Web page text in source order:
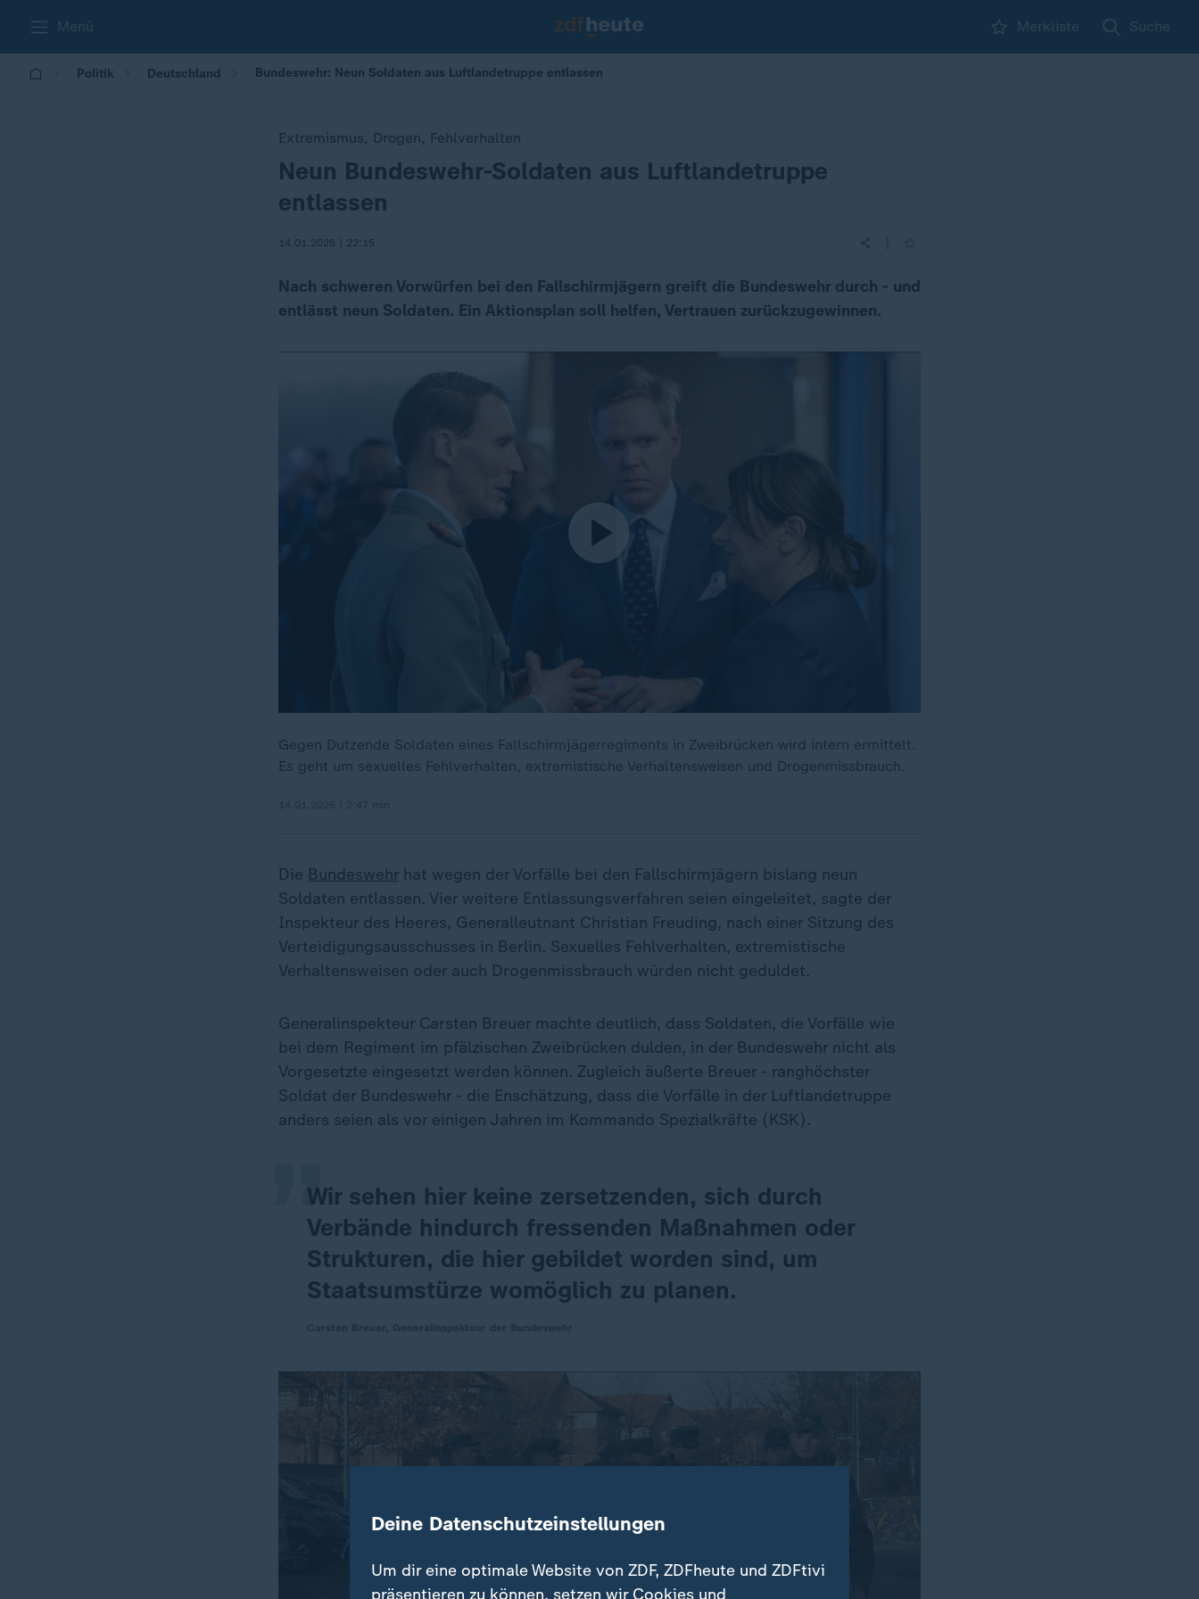
Menü Merkliste Suche
Politik Deutschland Bundeswehr: Neun Soldaten aus Luftlandetruppe entlassen
Extremismus, Drogen, Fehlverhalten
:Neun Bundeswehr-Soldaten aus Luftlandetruppe
entlassen
14.01.2026 | 22:15
Nach schweren Vorwürfen bei den Fallschirmjägern greift die Bundeswehr durch - und
entlässt neun Soldaten. Ein Aktionsplan soll helfen, Vertrauen zurückzugewinnen.
Gegen Dutzende Soldaten eines Fallschirmjägerregiments in Zweibrücken wird intern ermittelt.
Es geht um sexuelles Fehlverhalten, extremistische Verhaltensweisen und Drogenmissbrauch.
Die Bundeswehr hat wegen der Vorfälle bei den Fallschirmjägern bislang neun
Soldaten entlassen. Vier weitere Entlassungsverfahren seien eingeleitet, sagte der
Inspekteur des Heeres, Generalleutnant Christian Freuding, nach einer Sitzung des
Verteidigungsausschusses in Berlin. Sexuelles Fehlverhalten, extremistische
Verhaltensweisen oder auch Drogenmissbrauch würden nicht geduldet.
Generalinspekteur Carsten Breuer machte deutlich, dass Soldaten, die Vorfälle wie
bei dem Regiment im pfälzischen Zweibrücken dulden, in der Bundeswehr nicht als
Vorgesetzte eingesetzt werden können. Zugleich äußerte Breuer - ranghöchster
Soldat der Bundeswehr - die Enschätzung, dass die Vorfälle in der Luftlandetruppe
anders seien als vor einigen Jahren im Kommando Spezialkräfte (KSK).
Wir sehen hier keine zersetzenden, sich durch
Verbände hindurch fressenden Maßnahmen oder
Strukturen, die hier gebildet worden sind, um
Staatsumstürze womöglich zu planen.
„
Deine Datenschutzeinstellungen
Um dir eine optimale Website von ZDF, ZDFheute und ZDFtivi
präsentieren zu können, setzen wir Cookies und